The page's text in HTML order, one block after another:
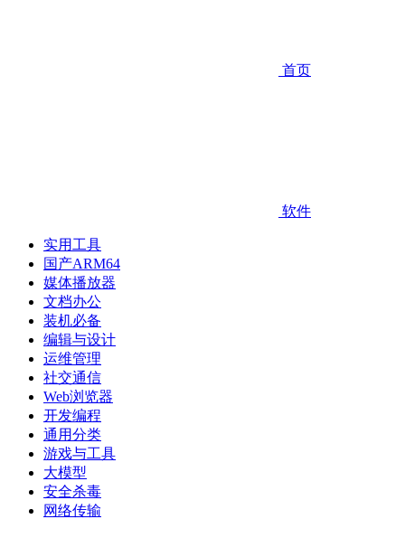
首页
软件
实用工具
国产ARM64
媒体播放器
文档办公
装机必备
编辑与设计
运维管理
社交通信
Web浏览器
开发编程
通用分类
游戏与工具
大模型
安全杀毒
网络传输